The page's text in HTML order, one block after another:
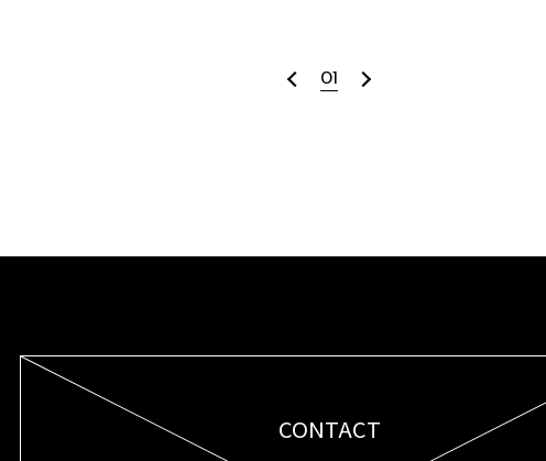
01
お問い合わせはこちら
CONTACT